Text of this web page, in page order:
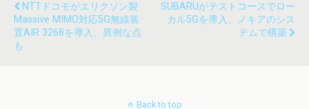
NTTドコモがエリクソン製
Massive MIMO対応5G無線装
置AIR 3268を導入、異例な点
も
SUBARUがテストコースでロー
カル5Gを導入、ノキアのシス
テムで構築
Back to top